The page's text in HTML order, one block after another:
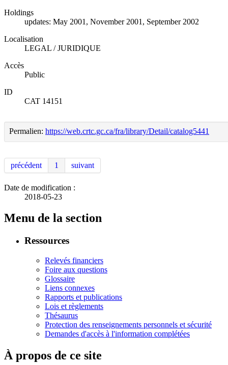
Holdings
updates: May 2001, November 2001, September 2002
Localisation
LEGAL / JURIDIQUE
Accès
Public
ID
CAT 14151
Permalien: https://web.crtc.gc.ca/fra/library/Detail/catalog5441
précédent 1 suivant
Date de modification :
2018-05-23
Menu de la section
Ressources
Relevés financiers
Foire aux questions
Glossaire
Liens connexes
Rapports et publications
Lois et règlements
Thésaurus
Protection des renseignements personnels et sécurité
Demandes d'accès à l'information complétées
À propos de ce site